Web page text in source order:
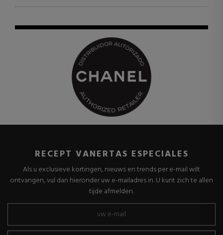
RECEPT VANERTAS ESPECIALES
Als u exclusieve kortingen, nieuws en trends per e-mail wilt
ontvangen, vul dan hieronder uw e-mailadres in. U kunt zich te allen
tijde afmelden.